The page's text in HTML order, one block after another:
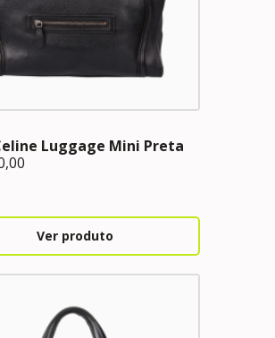
Luggage Mini Preta
Ver produto